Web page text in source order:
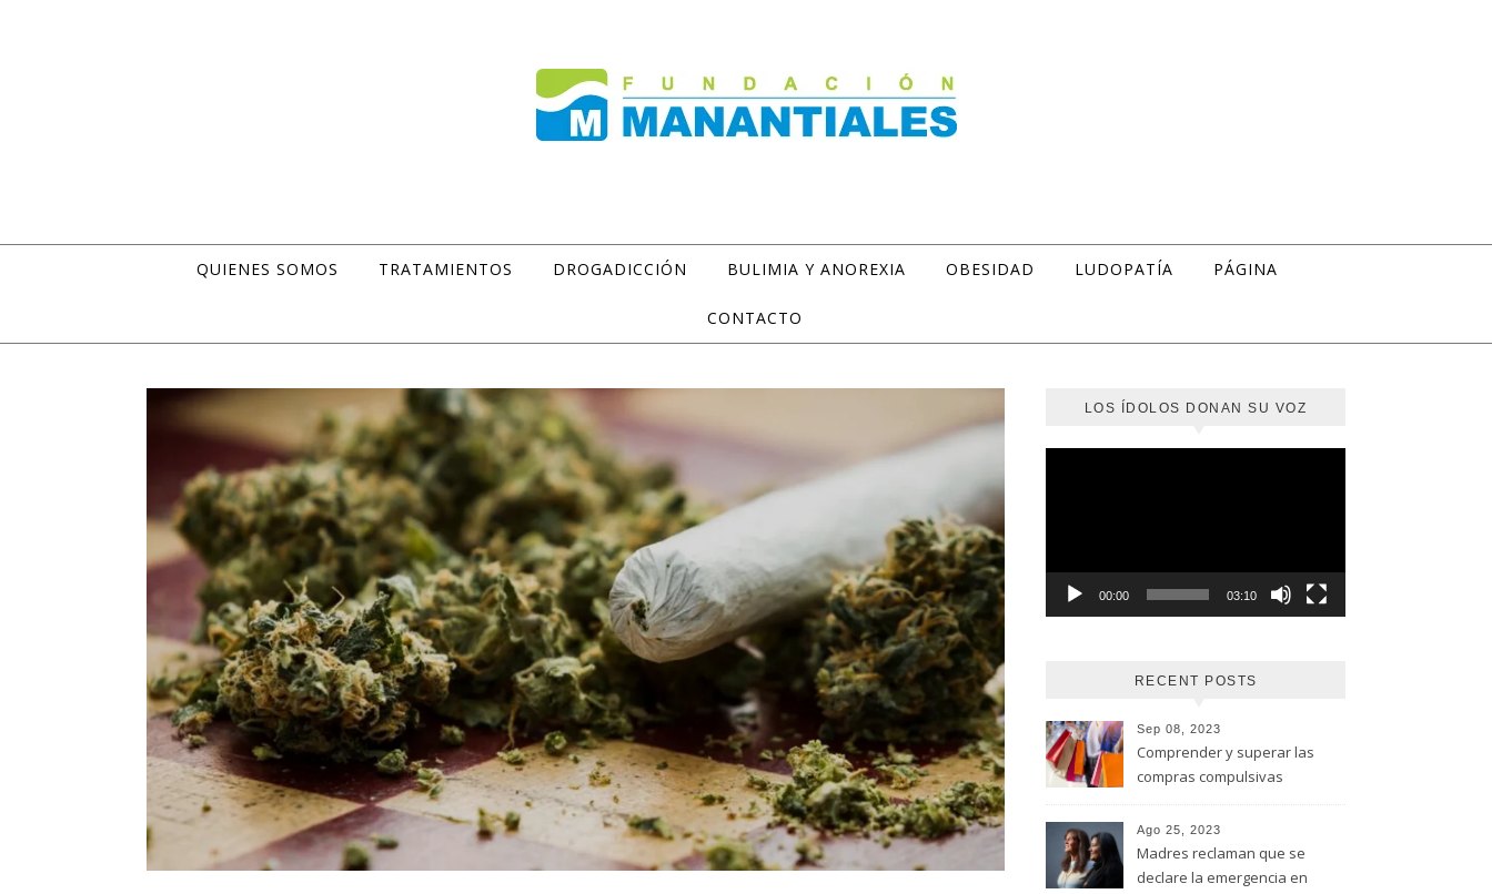
QUIENES SOMOS TRATAMIENTOS DROGADICCIÓN BULIMIA Y ANOREXIA OBESIDAD LUDOPATÍA PÁGINA
CONTACTO
LOS ÍDOLOS DONAN SU VOZ
00:00 03:10
RECENT POSTS
Sep 08, 2023
Comprender y superar las
compras compulsivas
Ago 25, 2023
Madres reclaman que se
declare la emergencia en